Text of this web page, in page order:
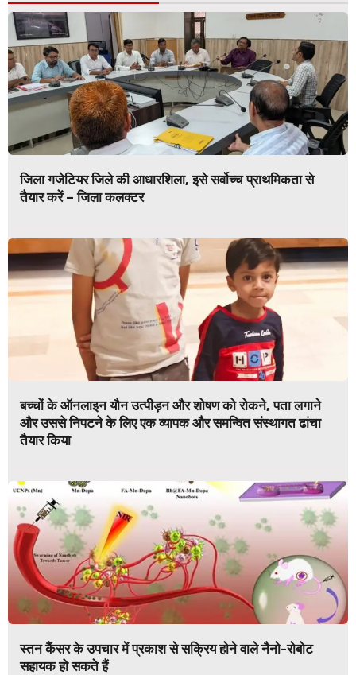
जिला गजेटियर जिले की आधारशिला, इसे सर्वोच्च प्राथमिकता से
तैयार करें – जिला कलक्टर
बच्चों के ऑनलाइन यौन उत्पीड़न और शोषण को रोकने, पता लगाने
और उससे निपटने के लिए एक व्यापक और समन्वित संस्थागत ढांचा
तैयार किया
स्तन कैंसर के उपचार में प्रकाश से सक्रिय होने वाले नैनो-रोबोट
सहायक हो सकते हैं